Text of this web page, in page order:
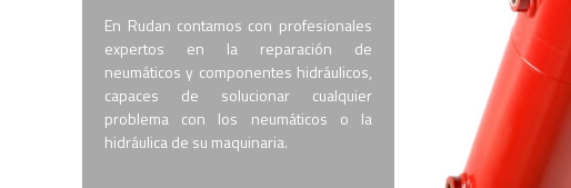
En Rudan contamos con profesionales
expertos en la reparación de
neumáticos y componentes hidráulicos,
capaces de solucionar cualquier
problema con los neumáticos o la
hidráulica de su maquinaria.